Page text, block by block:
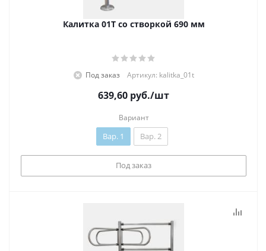
Калитка 01Т со створкой 690 мм
Под заказ Артикул: kalitka_01t
639,60 руб./шт
Вариант
Вар. 1 Вар. 2
Под заказ